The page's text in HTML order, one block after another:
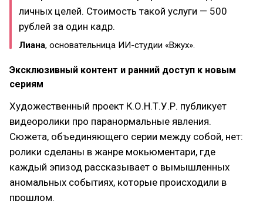
личных целей. Стоимость такой услуги — 500
рублей за один кадр.
Лиана, основательница ИИ-студии «Вжух».
Эксклюзивный контент и ранний доступ к новым
сериям
Художественный проект К.О.Н.Т.У.Р. публикует
видеоролики про паранормальные явления.
Сюжета, объединяющего серии между собой, нет:
ролики сделаны в жанре мокьюментари, где
каждый эпизод рассказывает о вымышленных
аномальных событиях, которые происходили в
прошлом.